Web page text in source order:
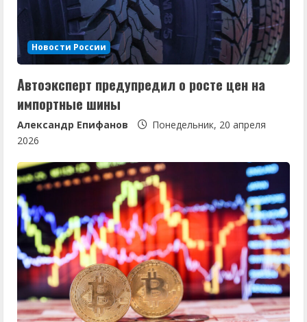
е
н
и
е
Новости России
Автоэксперт предупредил о росте цен на
импортные шины
Александр Епифанов
Понедельник, 20 апреля
2026